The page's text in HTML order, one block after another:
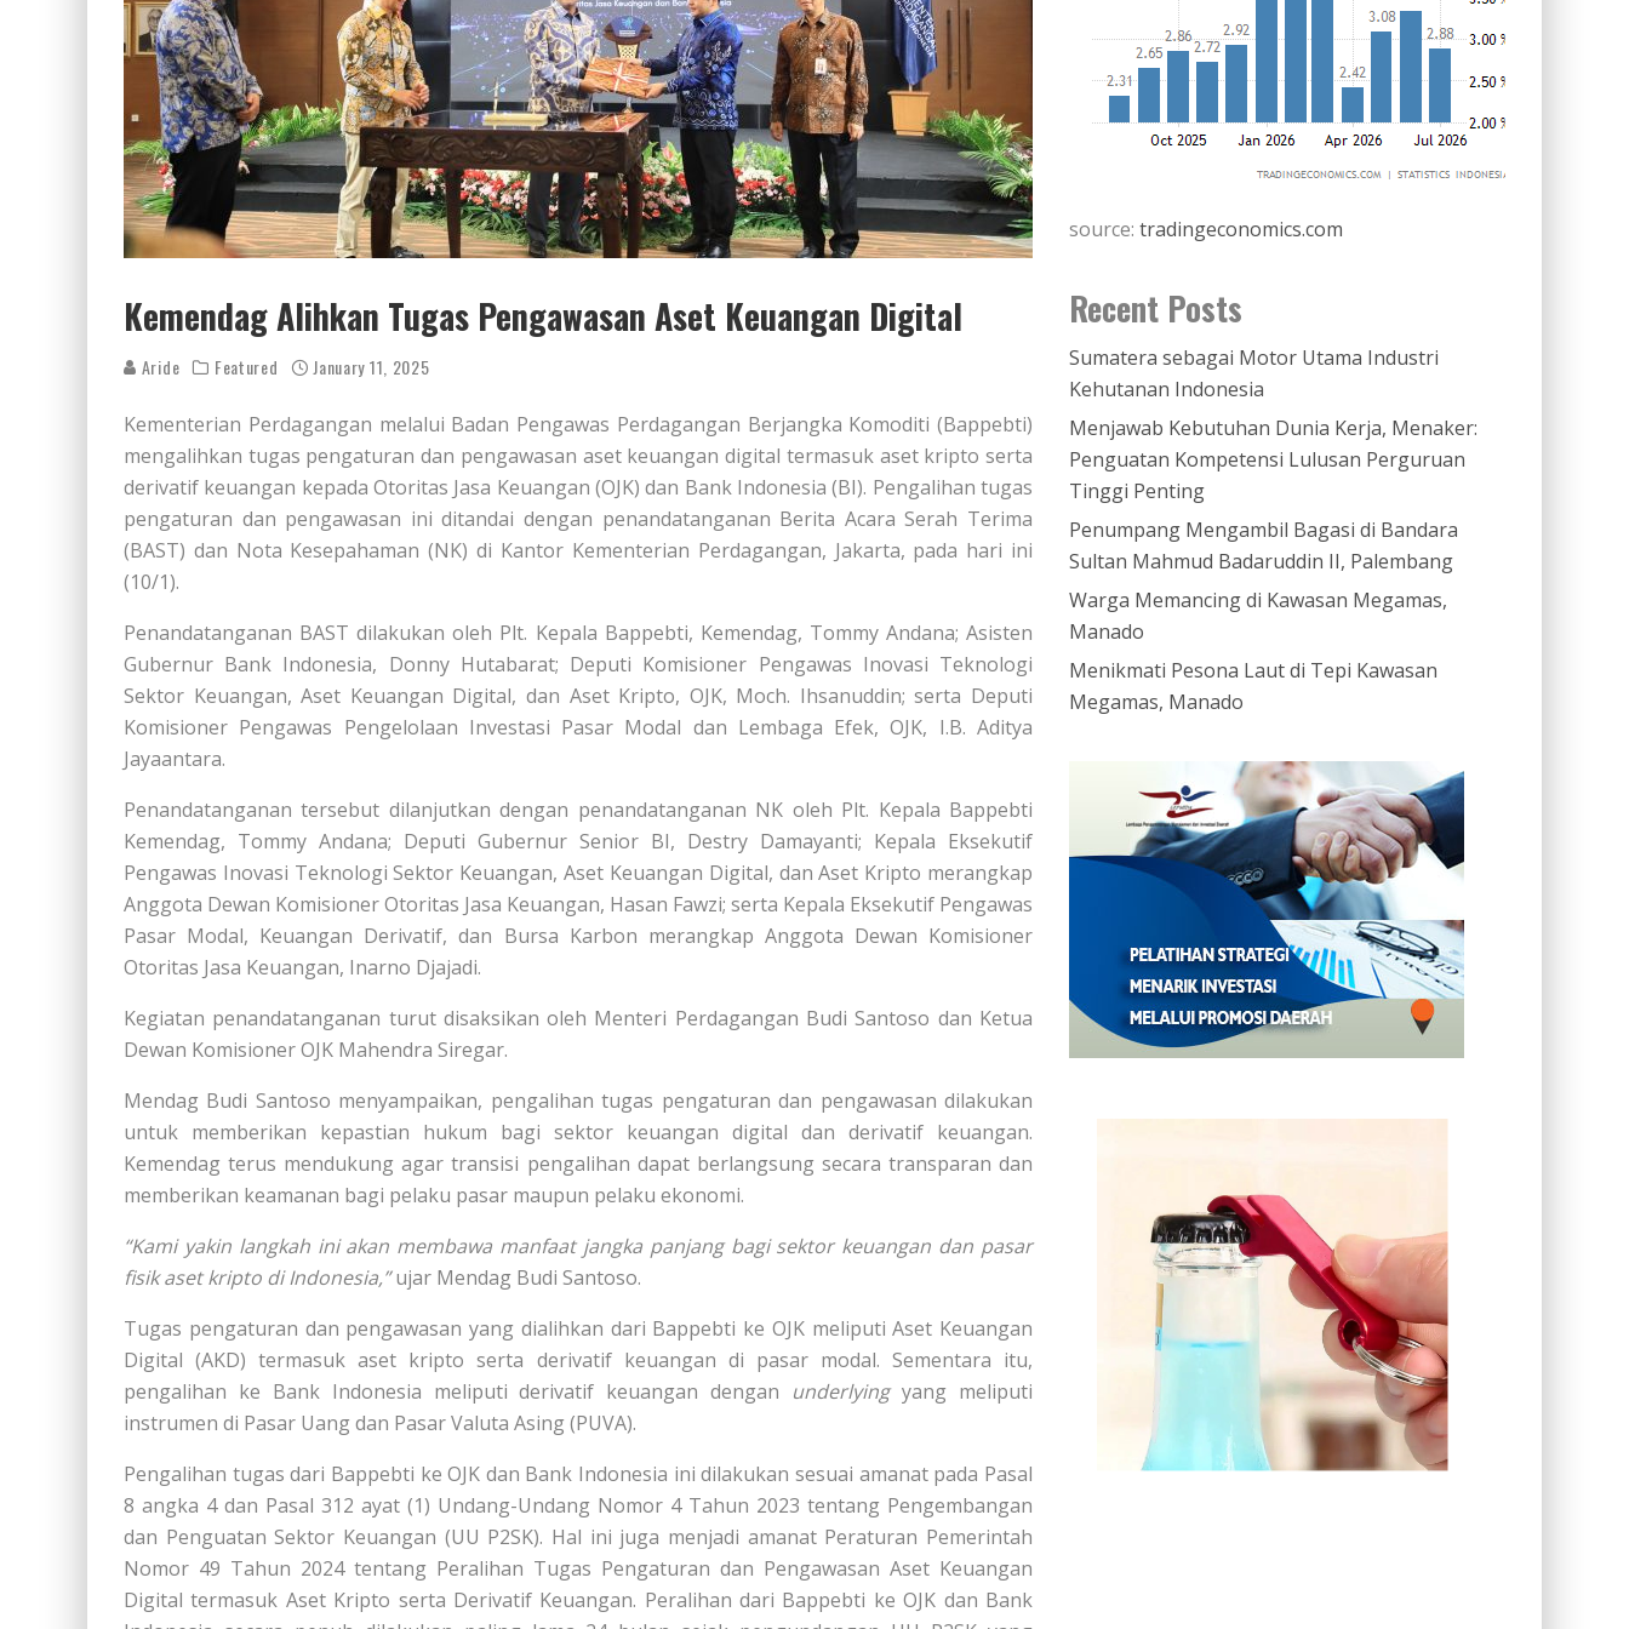
Kemendag Alihkan Tugas Pengawasan Aset Keuangan Digital
Aride Featured January 11, 2025
Kementerian Perdagangan melalui Badan Pengawas Perdagangan Berjangka Komoditi (Bappebti)
mengalihkan tugas pengaturan dan pengawasan aset keuangan digital termasuk aset kripto serta
derivatif keuangan kepada Otoritas Jasa Keuangan (OJK) dan Bank Indonesia (BI). Pengalihan tugas
pengaturan dan pengawasan ini ditandai dengan penandatanganan Berita Acara Serah Terima
(BAST) dan Nota Kesepahaman (NK) di Kantor Kementerian Perdagangan, Jakarta, pada hari ini
(10/1).
Penandatanganan BAST dilakukan oleh Plt. Kepala Bappebti, Kemendag, Tommy Andana; Asisten
Gubernur Bank Indonesia, Donny Hutabarat; Deputi Komisioner Pengawas Inovasi Teknologi
Sektor Keuangan, Aset Keuangan Digital, dan Aset Kripto, OJK, Moch. Ihsanuddin; serta Deputi
Komisioner Pengawas Pengelolaan Investasi Pasar Modal dan Lembaga Efek, OJK, I.B. Aditya
Jayaantara.
Penandatanganan tersebut dilanjutkan dengan penandatanganan NK oleh Plt. Kepala Bappebti
Kemendag, Tommy Andana; Deputi Gubernur Senior BI, Destry Damayanti; Kepala Eksekutif
Pengawas Inovasi Teknologi Sektor Keuangan, Aset Keuangan Digital, dan Aset Kripto merangkap
Anggota Dewan Komisioner Otoritas Jasa Keuangan, Hasan Fawzi; serta Kepala Eksekutif Pengawas
Pasar Modal, Keuangan Derivatif, dan Bursa Karbon merangkap Anggota Dewan Komisioner
Otoritas Jasa Keuangan, Inarno Djajadi.
Kegiatan penandatanganan turut disaksikan oleh Menteri Perdagangan Budi Santoso dan Ketua
Dewan Komisioner OJK Mahendra Siregar.
Mendag Budi Santoso menyampaikan, pengalihan tugas pengaturan dan pengawasan dilakukan
untuk memberikan kepastian hukum bagi sektor keuangan digital dan derivatif keuangan.
Kemendag terus mendukung agar transisi pengalihan dapat berlangsung secara transparan dan
memberikan keamanan bagi pelaku pasar maupun pelaku ekonomi.
“Kami yakin langkah ini akan membawa manfaat jangka panjang bagi sektor keuangan dan pasar
fisik aset kripto di Indonesia,”ujar Mendag Budi Santoso.
Tugas pengaturan dan pengawasan yang dialihkan dari Bappebti ke OJK meliputi Aset Keuangan
Digital (AKD) termasuk aset kripto serta derivatif keuangan di pasar modal. Sementara itu,
pengalihan ke Bank Indonesia meliputi derivatif keuangan dengan underlyingyang meliputi
instrumen di Pasar Uang dan Pasar Valuta Asing (PUVA).
Pengalihan tugas dari Bappebti ke OJK dan Bank Indonesia ini dilakukan sesuai amanat pada Pasal
8 angka 4 dan Pasal 312 ayat (1) Undang-Undang Nomor 4 Tahun 2023 tentang Pengembangan
dan Penguatan Sektor Keuangan (UU P2SK). Hal ini juga menjadi amanat Peraturan Pemerintah
Nomor 49 Tahun 2024 tentang Peralihan Tugas Pengaturan dan Pengawasan Aset Keuangan
Digital termasuk Aset Kripto serta Derivatif Keuangan. Peralihan dari Bappebti ke OJK dan Bank
source: tradingeconomics.com
Recent Posts
Sumatera sebagai Motor Utama Industri
Kehutanan Indonesia
Menjawab Kebutuhan Dunia Kerja, Menaker:
Penguatan Kompetensi Lulusan Perguruan
Tinggi Penting
Penumpang Mengambil Bagasi di Bandara
Sultan Mahmud Badaruddin II, Palembang
Warga Memancing di Kawasan Megamas,
Manado
Menikmati Pesona Laut di Tepi Kawasan
Megamas, Manado